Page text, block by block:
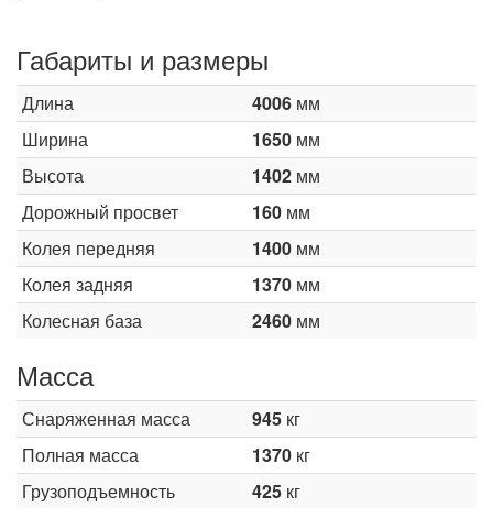
Габариты и размеры
Длина 4006 мм
Ширина
1650 мм
Высота
1402 мм
Дорожный просвет
160 мм
Колея передняя
1400 мм
Колея задняя
1370 мм
Колесная база
2460 мм
Масса
Снаряженная масса 945 кг
Полная масса
1370 кг
Грузоподъемность
425 кг